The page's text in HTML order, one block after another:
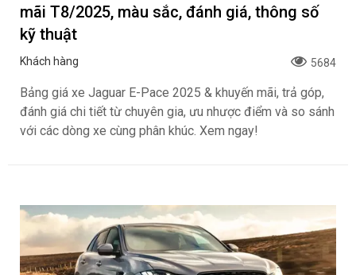
mãi T8/2025, màu sắc, đánh giá, thông số
kỹ thuật
Khách hàng 5684
Bảng giá xe Jaguar E-Pace 2025 & khuyến mãi, trả góp,
đánh giá chi tiết từ chuyên gia, ưu nhược điểm và so sánh
với các dòng xe cùng phân khúc. Xem ngay!